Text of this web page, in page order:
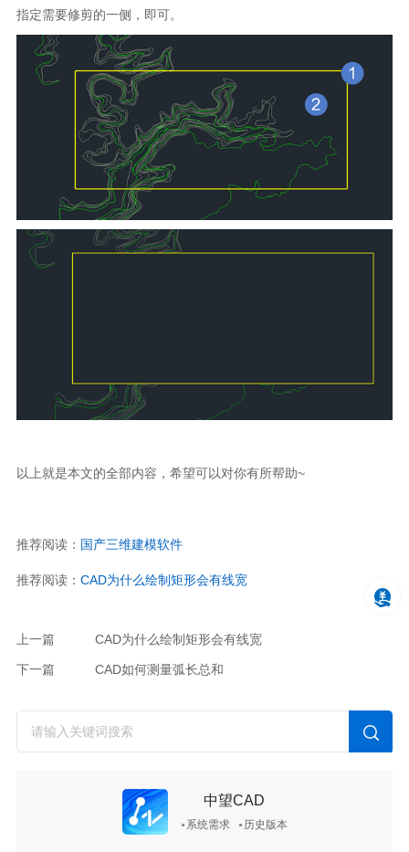
指定需要修剪的一侧，即可。
以上就是本文的全部内容，希望可以对你有所帮助~
推荐阅读： 国产三维建模软件
推荐阅读： CAD为什么绘制矩形会有线宽
上一篇 CAD为什么绘制矩形会有线宽
下一篇 CAD如何测量弧长总和
中望CAD
系统需求 历史版本